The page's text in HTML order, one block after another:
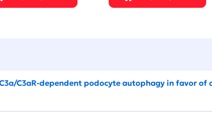
C3aR‐dependent podocyte autophagy in favor of